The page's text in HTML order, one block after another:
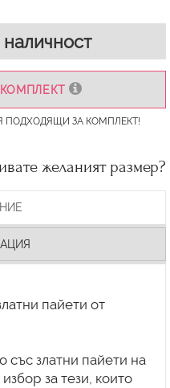
ПОДХОДЯЩИ ЗА КОМПЛЕКТ!
желаният размер?
пайети от
със златни пайети на
за тези, които